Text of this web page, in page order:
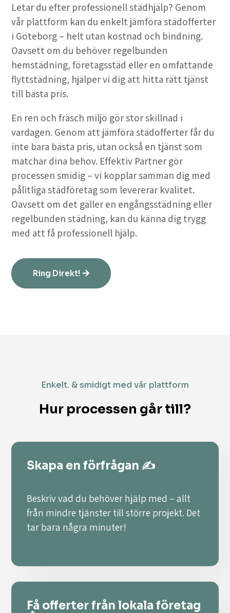
Letar du efter professionell städhjälp? Genom
vår plattform kan du enkelt jämföra städofferter
i Göteborg – helt utan kostnad och bindning.
Oavsett om du behöver regelbunden
hemstädning, företagsstäd eller en omfattande
flyttstädning, hjälper vi dig att hitta rätt tjänst
till bästa pris.
En ren och fräsch miljö gör stor skillnad i
vardagen. Genom att jämföra städofferter får du
inte bara bästa pris, utan också en tjänst som
matchar dina behov. Effektiv Partner gör
processen smidig – vi kopplar samman dig med
pålitliga städföretag som levererar kvalitet.
Oavsett om det gäller en engångsstädning eller
regelbunden städning, kan du känna dig trygg
med att få professionell hjälp.
Ring Direkt!
Enkelt. & smidigt med vår plattform
Hur processen går till?
Skapa en förfrågan ✍️
Beskriv vad du behöver hjälp med – allt
från mindre tjänster till större projekt. Det
tar bara några minuter!
Få offerter från lokala företag